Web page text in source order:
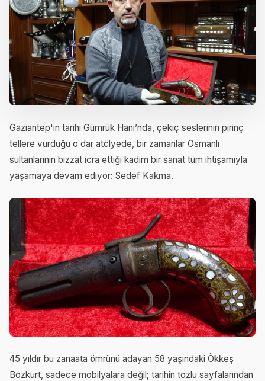
Gaziantep'in tarihi Gümrük Hanı’nda, çekiç seslerinin pirinç
tellere vurduğu o dar atölyede, bir zamanlar Osmanlı
sultanlarının bizzat icra ettiği kadim bir sanat tüm ihtişamıyla
yaşamaya devam ediyor: Sedef Kakma.
45 yıldır bu zanaata ömrünü adayan 58 yaşındaki Ökkeş
Bozkurt, sadece mobilyalara değil; tarihin tozlu sayfalarından